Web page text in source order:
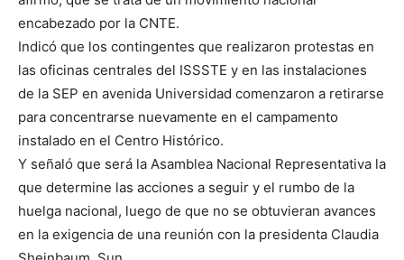
encabezado por la CNTE.
Indicó que los contingentes que realizaron protestas en
las oficinas centrales del ISSSTE y en las instalaciones
de la SEP en avenida Universidad comenzaron a retirarse
para concentrarse nuevamente en el campamento
instalado en el Centro Histórico.
Y señaló que será la Asamblea Nacional Representativa la
que determine las acciones a seguir y el rumbo de la
huelga nacional, luego de que no se obtuvieran avances
en la exigencia de una reunión con la presidenta Claudia